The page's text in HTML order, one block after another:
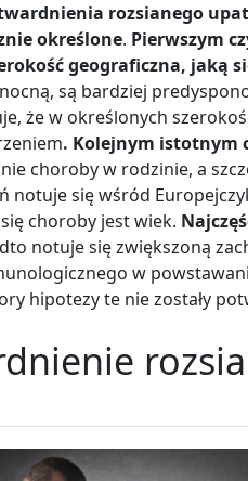
rozsianego
określone. Pierwszym
geograficzna, jaką
są bardziej
że w określonych
. Kolejnym istotnym
choroby w rodzinie, a
notuje się wśród
choroby jest wiek.
notuje się zwiększoną
w
hipotezy te nie zostały